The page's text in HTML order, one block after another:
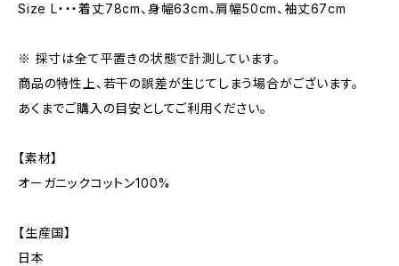
Size L・・・着丈78cm、身幅63cm、肩幅50cm、袖丈67cm
※ 採寸は全て平置きの状態で計測しています。
商品の特性上、若干の誤差が生じてしまう場合がございます。
あくまでご購入の目安としてご利用ください。
【素材】
オーガニックコットン100%
【生産国】
日本